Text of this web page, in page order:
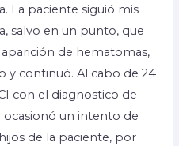
La paciente siguió mis
salvo en un punto, que
de hematomas,
y continuó. Al cabo de 24
con el diagnostico de
ocasionó un intento de
de la paciente, por